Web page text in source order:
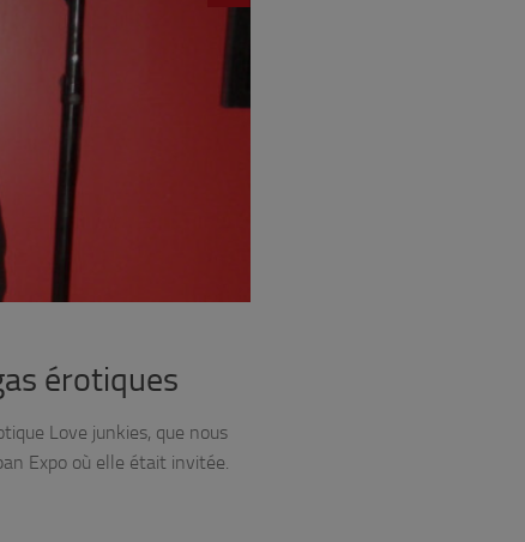
érotiques
Love junkies, que nous
Expo où elle était invitée.